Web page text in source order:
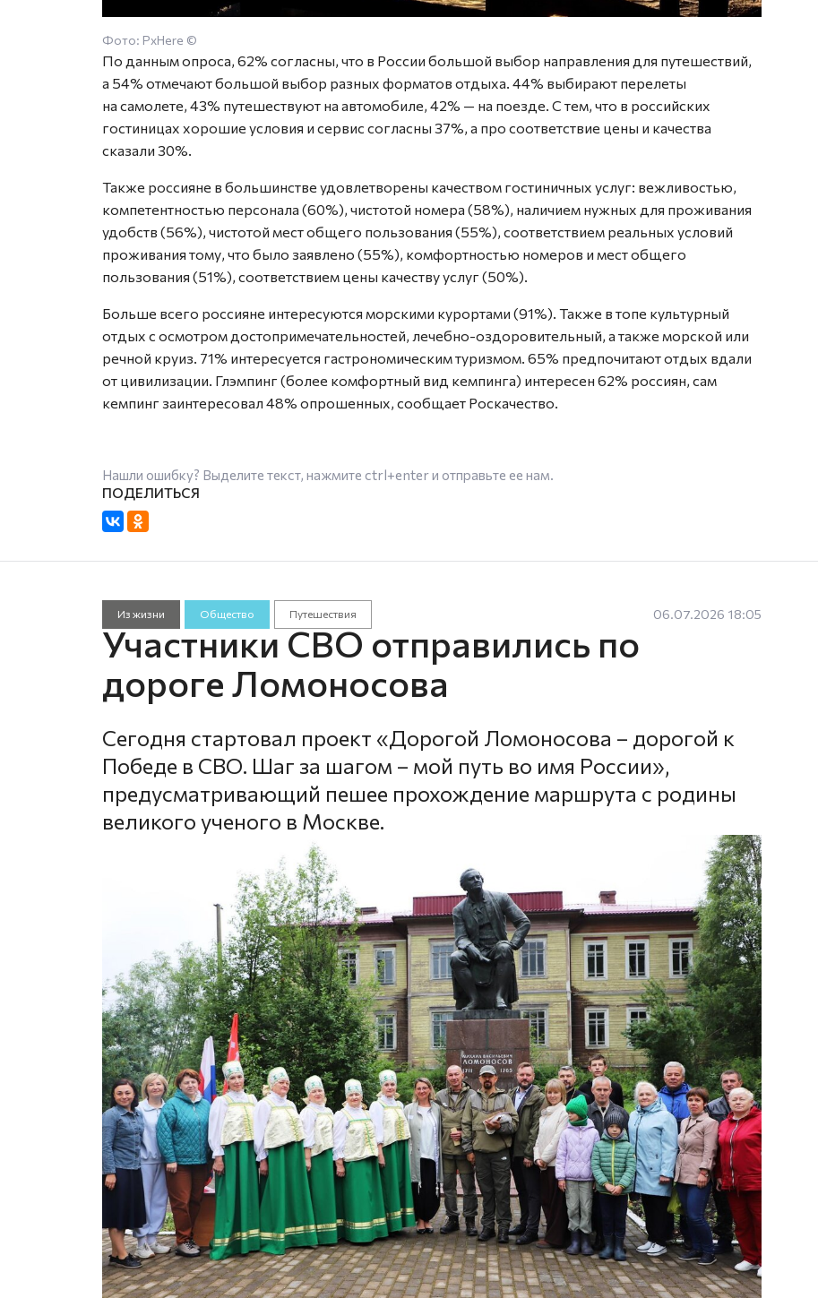
Фото: PxHere ©
По данным опроса, 62% согласны, что в России большой выбор направления для путешествий,
а 54% отмечают большой выбор разных форматов отдыха. 44% выбирают перелеты
на самолете, 43% путешествуют на автомобиле, 42% — на поезде. С тем, что в российских
гостиницах хорошие условия и сервис согласны 37%, а про соответствие цены и качества
сказали 30%.
Также россияне в большинстве удовлетворены качеством гостиничных услуг: вежливостью,
компетентностью персонала (60%), чистотой номера (58%), наличием нужных для проживания
удобств (56%), чистотой мест общего пользования (55%), соответствием реальных условий
проживания тому, что было заявлено (55%), комфортностью номеров и мест общего
пользования (51%), соответствием цены качеству услуг (50%).
Больше всего россияне интересуются морскими курортами (91%). Также в топе культурный
отдых с осмотром достопримечательностей, лечебно-оздоровительный, а также морской или
речной круиз. 71% интересуется гастрономическим туризмом. 65% предпочитают отдых вдали
от цивилизации. Глэмпинг (более комфортный вид кемпинга) интересен 62% россиян, сам
кемпинг заинтересовал 48% опрошенных, сообщает Роскачество.
Нашли ошибку? Выделите текст, нажмите ctrl+enterи отправьте ее нам.
Из жизни Общество Путешествия 06.07.2026 18:05
Участники СВО отправились по
дороге Ломоносова
Сегодня стартовал проект «Дорогой Ломоносова – дорогой к
Победе в СВО. Шаг за шагом – мой путь во имя России»,
предусматривающий пешее прохождение маршрута с родины
великого ученого в Москвe.